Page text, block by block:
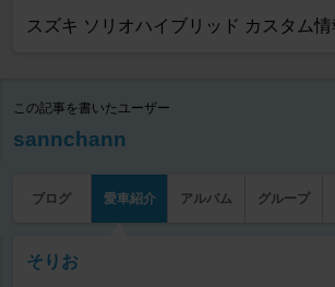
スズキ ソリオハイブリッド カスタム情
この記事を書いたユーザー
sannchann
ブログ 愛車紹介 アルバム グループ
そりお